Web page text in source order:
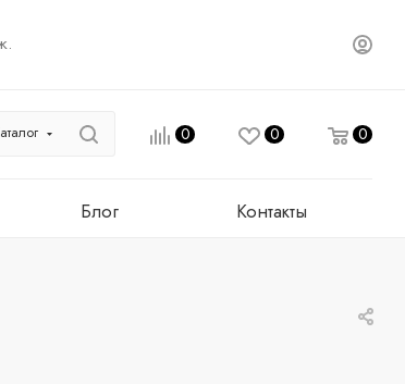
0 0 0
Блог Контакты